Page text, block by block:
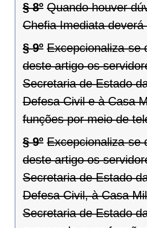
§ 8º Quando houver
Chefia Imediata
§ 9º Excepcionaliza-se
deste artigo os
Secretaria de Estado
Defesa Civil e à Casa
funções por meio de
§ 9º Excepcionaliza-se
deste artigo os
Secretaria de Estado
Defesa Civil, à Casa
Secretaria de Estado